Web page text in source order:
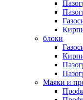
блоки
Маяки и